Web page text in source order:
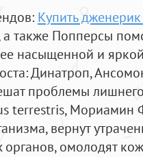
Купить
а также Попперсы
насыщенной и
: Динатроп,
проблемы
terrestris, Мориамин
вернут
органов, омолодят